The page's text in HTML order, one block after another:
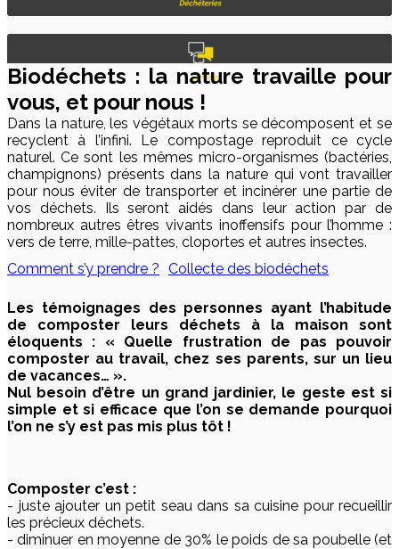
Biodéchets : la nature travaille pour
vous, et pour nous !
Dans la nature, les végétaux morts se décomposent et se
recyclent à l’infini. Le compostage reproduit ce cycle
naturel. Ce sont les mêmes micro-organismes (bactéries,
champignons) présents dans la nature qui vont travailler
pour nous éviter de transporter et incinérer une partie de
vos déchets. Ils seront aidés dans leur action par de
nombreux autres êtres vivants inoffensifs pour l’homme :
vers de terre, mille-pattes, cloportes et autres insectes.
Comment s’y prendre ? Collecte des biodéchets
Les témoignages des personnes ayant l’habitude
de composter leurs déchets à la maison sont
éloquents : « Quelle frustration de pas pouvoir
composter au travail, chez ses parents, sur un lieu
de vacances… ».
Nul besoin d’être un grand jardinier, le geste est si
simple et si efficace que l’on se demande pourquoi
l’on ne s’y est pas mis plus tôt !
Composter c’est :
- juste ajouter un petit seau dans sa cuisine pour recueillir
les précieux déchets.
- diminuer en moyenne de 30% le poids de sa poubelle (et